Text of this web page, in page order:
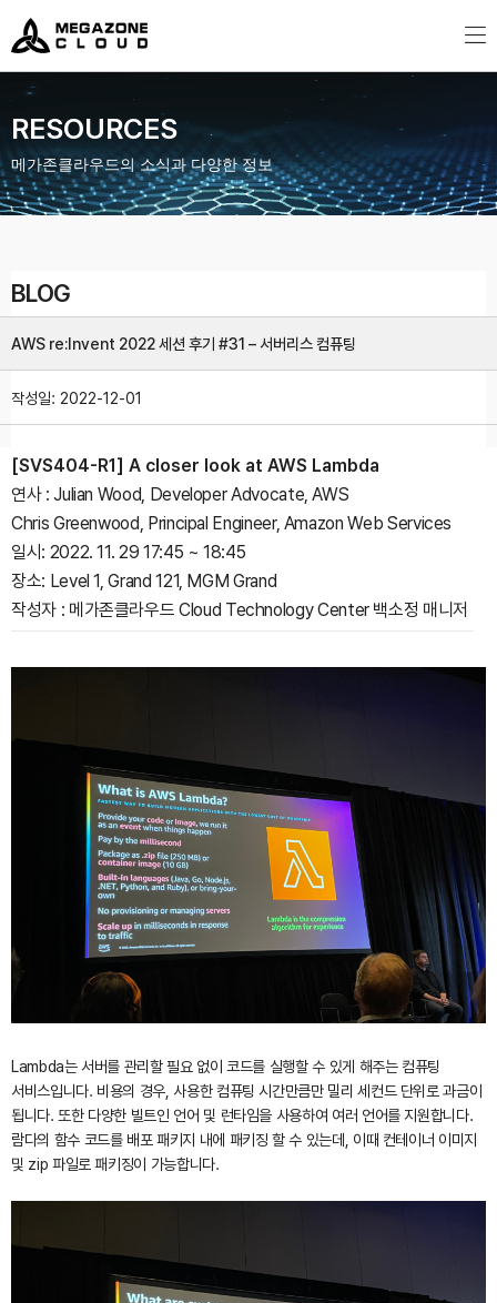
MegazoneCloud
디지털 전문 기업, 메가존클라우드
RESOURCES
메가존클라우드의 소식과 다양한 정보
BLOG
AWS re:Invent 2022 세션 후기 #31 – 서버리스 컴퓨팅
작성일: 2022-12-01
[SVS404-R1] A closer look at AWS Lambda
연사 : Julian Wood, Developer Advocate, AWS
Chris Greenwood, Principal Engineer, Amazon Web Services
일시: 2022. 11. 29 17:45 ~ 18:45
장소: Level 1, Grand 121, MGM Grand
작성자 : 메가존클라우드 Cloud Technology Center 백소정 매니저
Lambda는 서버를 관리할 필요 없이 코드를 실행할 수 있게 해주는 컴퓨팅
서비스입니다. 비용의 경우, 사용한 컴퓨팅 시간만큼만 밀리 세컨드 단위로 과금이
됩니다. 또한 다양한 빌트인 언어 및 런타임을 사용하여 여러 언어를 지원합니다.
람다의 함수 코드를 배포 패키지 내에 패키징 할 수 있는데, 이때 컨테이너 이미지
및 zip 파일로 패키징이 가능합니다.